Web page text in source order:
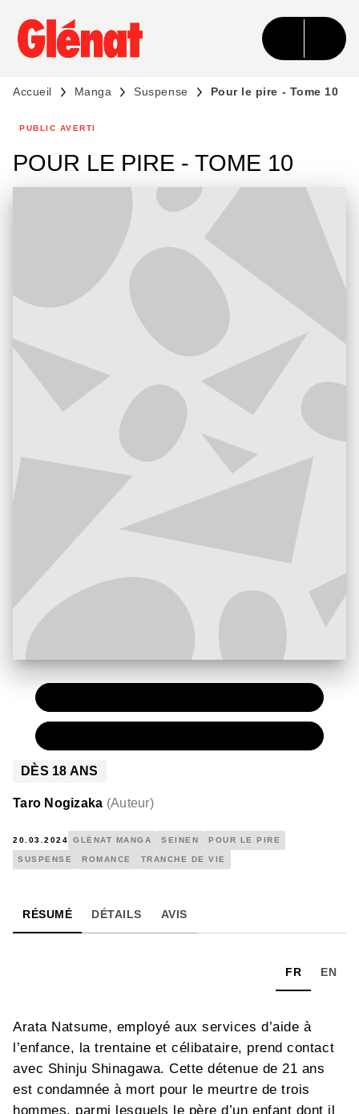
MENU RECHERCHE CONTENU
PIED DE PAGE
Accueil Manga Suspense Pour le pire - Tome 10
PUBLIC AVERTI
POUR LE PIRE - TOME 10
DÈS 18 ANS
Taro Nogizaka (Auteur)
20.03.2024 GLÉNAT MANGA SEINEN POUR LE PIRE
SUSPENSE ROMANCE TRANCHE DE VIE
RÉSUMÉ DÉTAILS AVIS
FR EN
Arata Natsume, employé aux services d’aide à
l’enfance, la trentaine et célibataire, prend contact
avec Shinju Shinagawa. Cette détenue de 21 ans
est condamnée à mort pour le meurtre de trois
hommes, parmi lesquels le père d’un enfant dont il